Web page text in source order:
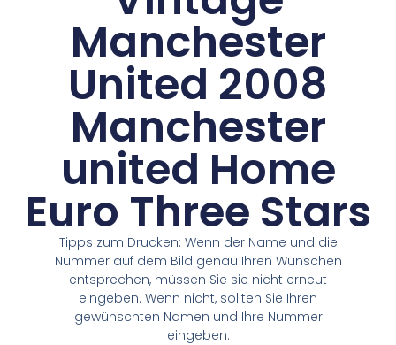
Manchester
United 2008
Manchester
united Home
Euro Three Stars
Tipps zum Drucken: Wenn der Name und die
Nummer auf dem Bild genau Ihren Wünschen
entsprechen, müssen Sie sie nicht erneut
eingeben. Wenn nicht, sollten Sie Ihren
gewünschten Namen und Ihre Nummer
eingeben.